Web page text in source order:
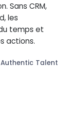
Sans CRM,
les
temps et
actions.
Talent